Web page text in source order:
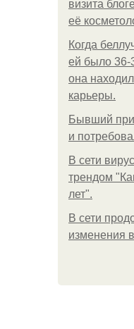
визита
её
Когда
ей было 36-
она
карьеры.
Бывший
и
В сети
трендом
лет".
В сети
изменения